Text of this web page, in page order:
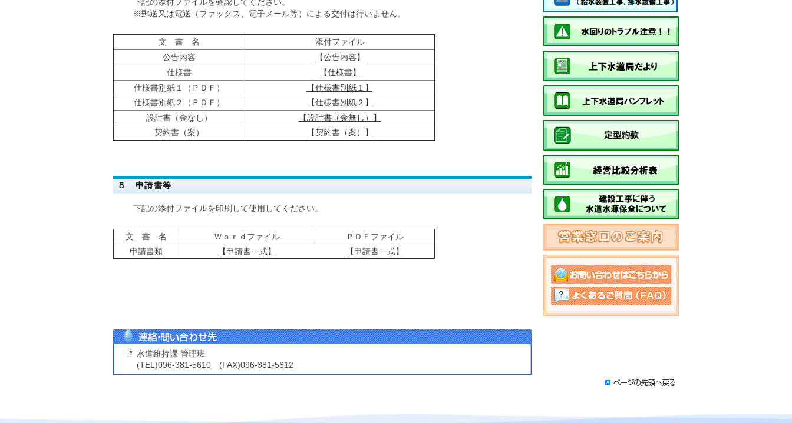
※郵送又は電送（ファックス、電子メール等）による交付は行いません。
文 書 名
添付ファイル
公告内容
【公告内容】
仕様書
【仕様書】
仕様書別紙１（ＰＤＦ）
【仕様書別紙１】
仕様書別紙２（ＰＤＦ）
【仕様書別紙２】
設計書（金なし）
【設計書（金無し）】
契約書（案）
【契約書（案）】
５ 申請書等
下記の添付ファイルを印刷して使用してください。
文 書 名 Ｗｏｒｄファイル
ＰＤＦファイル
申請書類
【申請書一式】 【申請書一式】
水道維持課 管理班
(TEL)096-381-5610 (FAX)096-381-5612